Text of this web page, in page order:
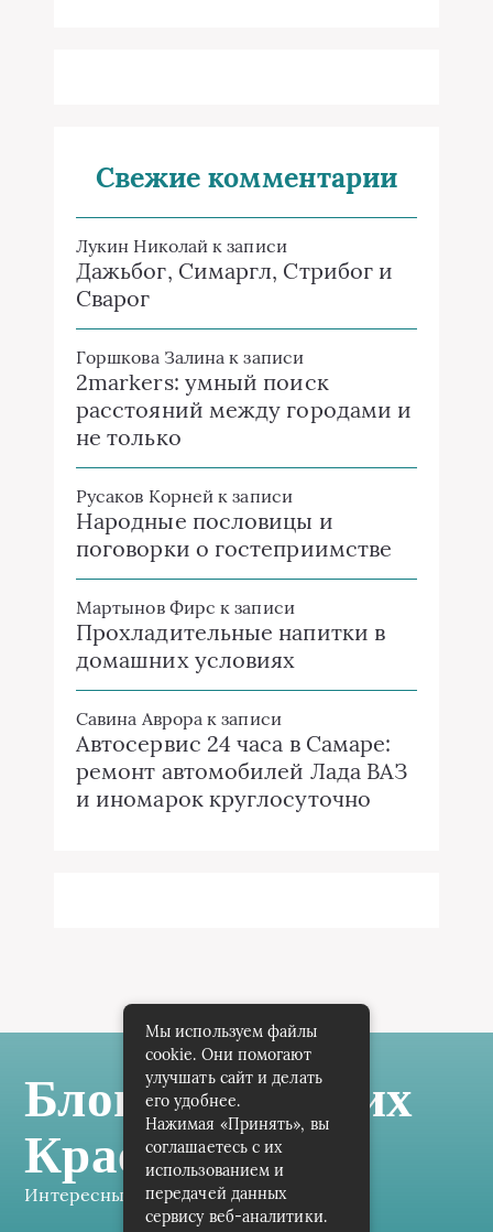
Свежие комментарии
Лукин Николай к записи
Дажьбог, Симаргл, Стрибог и
Сварог
Горшкова Залина к записи
2markers: умный поиск
расстояний между городами и
не только
Русаков Корней к записи
Народные пословицы и
поговорки о гостеприимстве
Мартынов Фирс к записи
Прохладительные напитки в
домашних условиях
Савина Аврора к записи
Автосервис 24 часа в Самаре:
ремонт автомобилей Лада ВАЗ
и иномарок круглосуточно
Блог Самарских
Краеведов
Интересные заметки каждый день
Мы используем файлы
cookie. Они помогают
улучшать сайт и делать
его удобнее.
Нажимая «Принять», вы
соглашаетесь с их
использованием и
передачей данных
сервису веб-аналитики.